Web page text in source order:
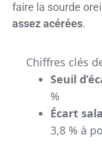
faire la sourde
assez acérées.
Chiffres clés
Seuil
%
Écart
3,8 % à